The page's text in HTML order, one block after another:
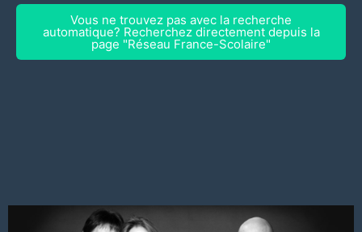
Vous ne trouvez pas avec la recherche
automatique? Recherchez directement depuis la
page "Réseau France-Scolaire"